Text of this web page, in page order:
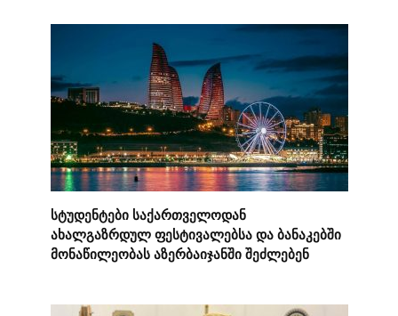
სტუდენტები საქართველოდან
ახალგაზრდულ ფესტივალებსა და ბანაკებში
მონაწილეობას აზერბაიჯანში შეძლებენ